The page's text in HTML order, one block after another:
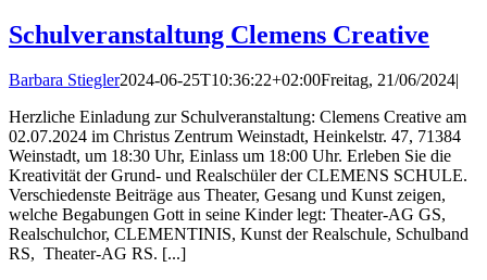
Schulveranstaltung Clemens Creative
Barbara Stiegler2024-06-25T10:36:22+02:00Freitag, 21/06/2024|
Herzliche Einladung zur Schulveranstaltung: Clemens Creative am
02.07.2024 im Christus Zentrum Weinstadt, Heinkelstr. 47, 71384
Weinstadt, um 18:30 Uhr, Einlass um 18:00 Uhr. Erleben Sie die
Kreativität der Grund- und Realschüler der CLEMENS SCHULE.
Verschiedenste Beiträge aus Theater, Gesang und Kunst zeigen,
welche Begabungen Gott in seine Kinder legt: Theater-AG GS,
Realschulchor, CLEMENTINIS, Kunst der Realschule, Schulband
RS, Theater-AG RS. [...]